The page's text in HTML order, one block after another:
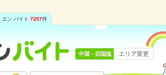
エン バイト 7257件
中国・四国版 エリア変更